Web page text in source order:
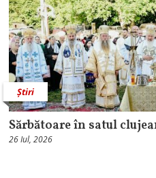
Știri
Sărbătoare în satul
26 Iul, 2026